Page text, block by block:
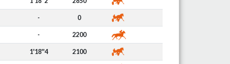
- 0
- 2200
1'18''4 2100